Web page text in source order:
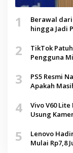
1
Berawal
hingga Jadi
2
TikTok
Pengguna
3
PS5 Resmi
Apakah
4
Vivo V60
Usung
5
Lenovo
Mulai Rp7,8